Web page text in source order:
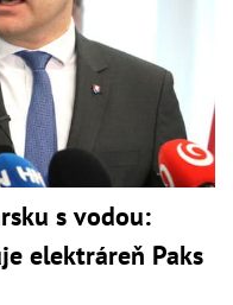
s vodou:
elektráreň Paks